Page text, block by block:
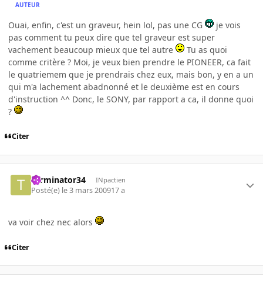
AUTEUR
Ouai, enfin, c'est un graveur, hein lol, pas une CG
je vois
pas comment tu peux dire que tel graveur est super
vachement beaucoup mieux que tel autre
Tu as quoi
comme critère ? Moi, je veux bien prendre le PIONEER, ca fait
le quatriemem que je prendrais chez eux, mais bon, y en a un
qui m'a lachement abadnonné et le deuxième est en cours
d'instruction ^^ Donc, le SONY, par rapport a ca, il donne quoi
?
Citer
Terminator34 INpactien
Posté(e) le 3 mars 200917 a
va voir chez nec alors
Citer